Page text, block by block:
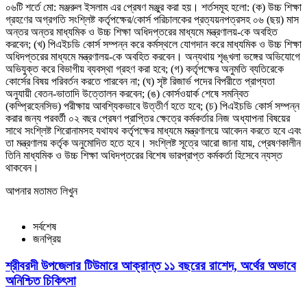
০৬টি শর্তে মো: মঞ্জরুল ইসলাম এর প্রেষণ মঞ্জুর করা হয়। শর্তসমূহ হলো: (ক) উচ্চ শিক্ষা
গ্রহণের অগ্রগতি সংশ্লিষ্ট কর্তৃপক্ষের/কোর্স পরিচালকের প্রত্যয়নপত্রসহ ০৬ (ছয়) মাস
অন্তর অন্তর মাধ্যমিক ও উচ্চ শিক্ষা অধিদপ্তরের মাধ্যমে মন্ত্রণালয়-কে অবহিত
করবেন; (খ) পিএইচডি কোর্স সম্পন্ন করে কর্মস্থলে যোগদান করে মাধ্যমিক ও উচ্চ শিক্ষা
অধিদপ্তরের মাধ্যমে মন্ত্রণালয়-কে অবহিত করবেন। অন্যথায় শৃঙ্খলা ভঙ্গের অভিযোগে
অভিযুক্ত করে বিভাগীয় ব্যবস্থা গ্রহণ করা হবে; (গ) কর্তৃপক্ষের অনুমতি ব্যতিরেকে
কোর্সের বিষয় পরিবর্তন করতে পারবেন না; (ঘ) সৃষ্ট রিজার্ভ পদের বিপরীতে প্রাপ্যতা
অনুযায়ী বেতন-ভাতাদি উত্তোলন করবেন; (ঙ) কোর্সওয়ার্ক শেষে সমন্বিত
(কম্প্রিহেনসিভ) পরীক্ষায় আবশ্যিকভাবে উত্তীর্ণ হতে হবে; (চ) পিএইচডি কোর্স সম্পন্ন
করার জন্য পরবর্তী ০২ বছর প্রেষণ প্রাপ্তির ক্ষেত্রে কর্মকর্তার নিজ অধ্যাপনা বিষয়ের
সাথে সংশ্লিষ্ট শিরোনামসহ যথাযথ কর্তৃপক্ষের মাধ্যমে মন্ত্রণালয়ে আবেদন করতে হবে এবং
তা মন্ত্রণালয় কর্তৃক অনুমোদিত হতে হবে। সংশ্লিষ্ট সূত্রে আরো জানা যায়, প্রেষণকালীন
তিনি মাধ্যমিক ও উচ্চ শিক্ষা অধিদপ্তরের বিশেষ ভারপ্রাপ্ত কর্মকর্তা হিসেবে ন্যস্ত
থাকবেন।
আপনার মতামত লিখুন
সর্বশেষ
জনপ্রিয়
শ্রীবরদী উপজেলার টিউমারে আক্রান্ত ১১ বছরের রাশেদ, অর্থের অভাবে
অনিশ্চিত চিকিৎসা